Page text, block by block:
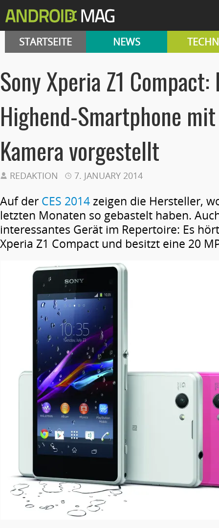
STARTSEITE NEWS
Sony Xperia Z1
Highend-Smartphone
Kamera vorgestellt
REDAKTION 7. JANUARY 2014
Auf der CES 2014 zeigen die Hersteller,
letzten Monaten so gebastelt haben.
interessantes Gerät im Repertoire: Es
Xperia Z1 Compact und besitzt eine 20